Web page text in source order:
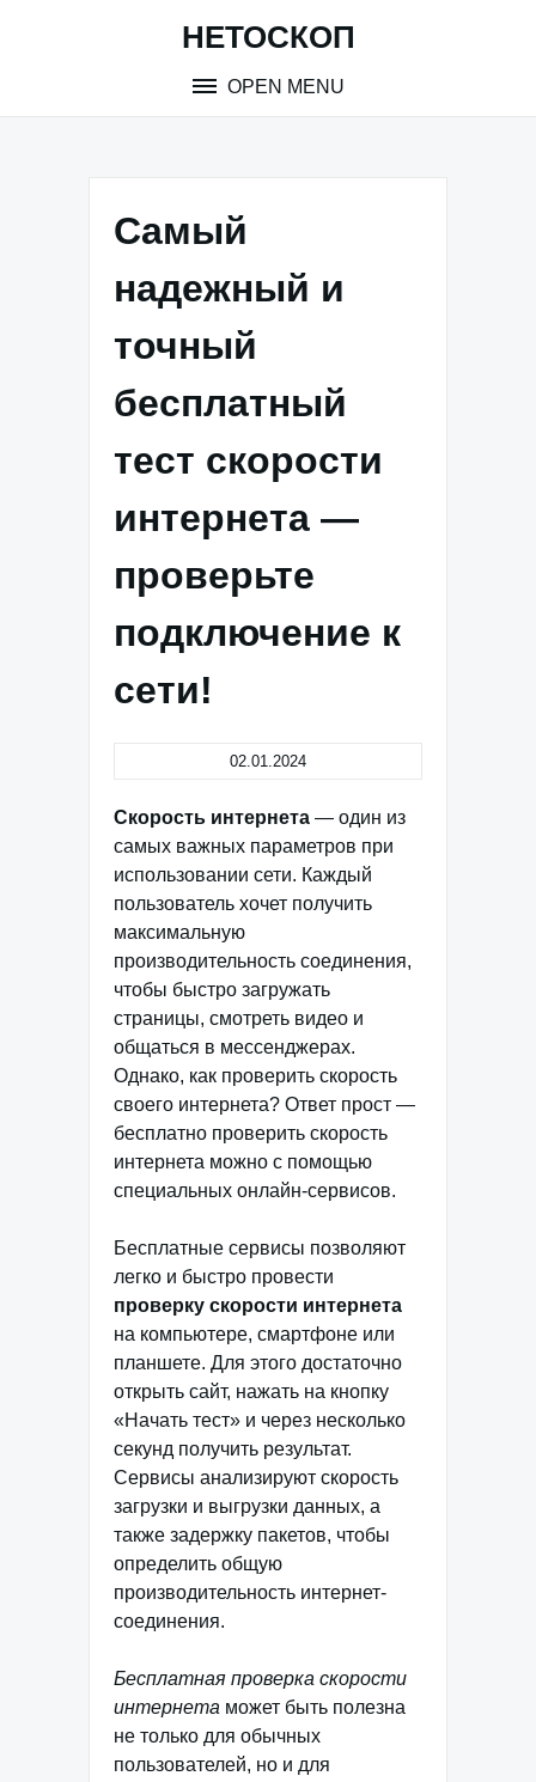
НЕТОСКОП
OPEN MENU
Самый
надежный и
точный
бесплатный
тест скорости
интернета —
проверьте
подключение к
сети!
02.01.2024
Скорость интернета — один из
самых важных параметров при
использовании сети. Каждый
пользователь хочет получить
максимальную
производительность соединения,
чтобы быстро загружать
страницы, смотреть видео и
общаться в мессенджерах.
Однако, как проверить скорость
своего интернета? Ответ прост —
бесплатно проверить скорость
интернета можно с помощью
специальных онлайн-сервисов.
Бесплатные сервисы позволяют
легко и быстро провести
проверку скорости интернета
на компьютере, смартфоне или
планшете. Для этого достаточно
открыть сайт, нажать на кнопку
«Начать тест» и через несколько
секунд получить результат.
Сервисы анализируют скорость
загрузки и выгрузки данных, а
также задержку пакетов, чтобы
определить общую
производительность интернет-
соединения.
Бесплатная проверка скорости
интернета может быть полезна
не только для обычных
пользователей, но и для